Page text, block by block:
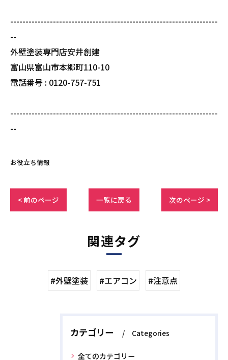
--------------------------------------------------------------------
--
外壁塗装専門店安井創建
富山県富山市本郷町110-10
電話番号 : 0120-757-751
--------------------------------------------------------------------
--
お役立ち情報
< 前のページ 一覧に戻る 次のページ >
関連タグ
#外壁塗装 #エアコン #注意点
カテゴリー Categories
全てのカテゴリー